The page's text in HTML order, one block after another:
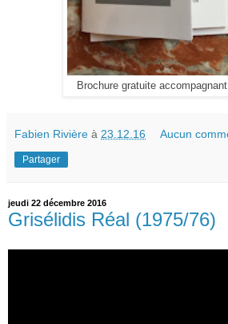
Brochure gratuite
Fabien Rivière à 23.12.16 Aucun
Partager
jeudi 22 décembre 2016
Grisélidis Réal (1975/76)